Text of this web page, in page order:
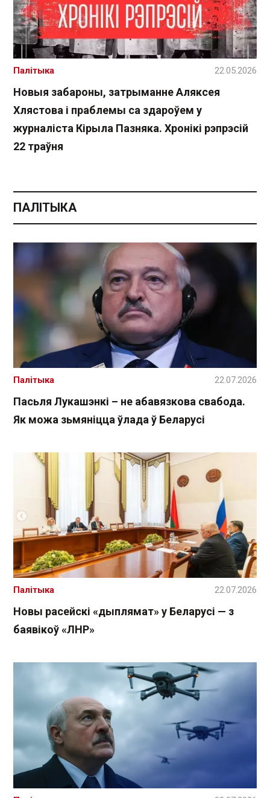
Новыя забароны, затрыманне Аляксея
Хлястова і праблемы са здароўем у
журналіста Кірыла Пазняка. Хронікі рэпрэсій
22 траўня
Палітыка 22.05.2026
ПАЛІТЫКА
Пасьля Лукашэнкі – не абавязкова свабода.
Як можа зьмяніцца ўлада ў Беларусі
Палітыка 22.07.2026
Новы расейскі «дыплямат» у Беларусі — з
баявікоў «ЛНР»
Палітыка 22.07.2026